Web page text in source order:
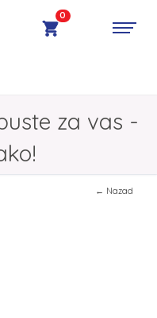
0
za vas -
← Nazad